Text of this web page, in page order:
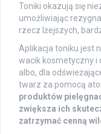
Toniki okazują się
umożliwiając
rzecz lżejszych,
Aplikacja toniku jest
wacik kosmetyczny i
albo, dla
twarz za pomocą
produktów
zwiększa ich
zatrzymać cenną